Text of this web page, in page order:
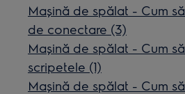
Mașină de spălat - Cum
de conectare (3)
Mașină de spălat - Cum
scripetele (1)
Mașină de spălat - Cum